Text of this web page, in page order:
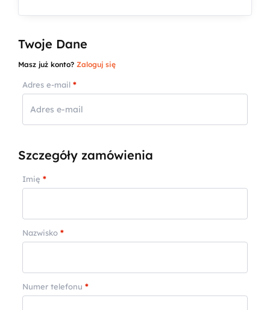
Twoje Dane
Masz już konto? Zaloguj się
Adres e-mail *
Szczegóły zamówienia
Imię *
Nazwisko *
Numer telefonu *